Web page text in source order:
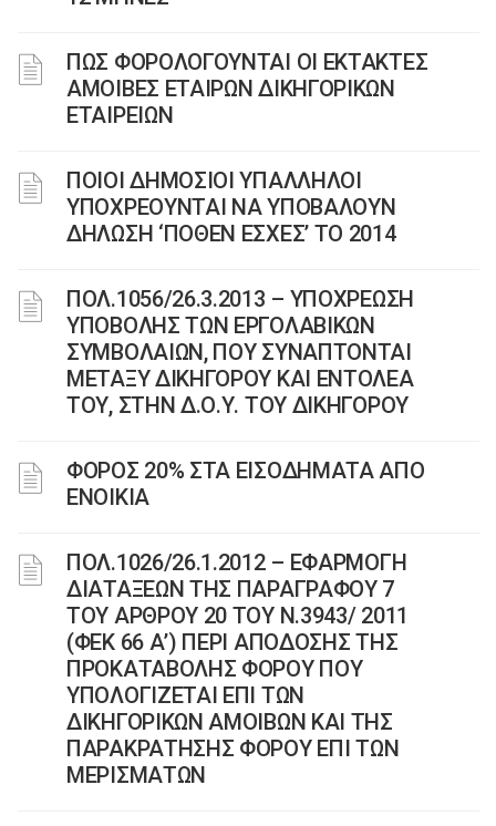
ΠΩΣ ΦΟΡΟΛΟΓΟΥΝΤΑΙ ΟΙ ΕΚΤΑΚΤΕΣ
ΑΜΟΙΒΕΣ ΕΤΑΙΡΩΝ ΔΙΚΗΓΟΡΙΚΩΝ
ΕΤΑΙΡΕΙΩΝ
ΠΟΙΟΙ ΔΗΜΟΣΙΟΙ ΥΠΑΛΛΗΛΟΙ
ΥΠΟΧΡΕΟΥΝΤΑΙ ΝΑ ΥΠΟΒΑΛΟΥΝ
ΔΗΛΩΣΗ ‘ΠΟΘΕΝ ΕΣΧΕΣ’ ΤΟ 2014
ΠΟΛ.1056/26.3.2013 – ΥΠΟΧΡΕΩΣΗ
ΥΠΟΒΟΛΗΣ ΤΩΝ ΕΡΓΟΛΑΒΙΚΩΝ
ΣΥΜΒΟΛΑΙΩΝ, ΠΟΥ ΣΥΝΑΠΤΟΝΤΑΙ
ΜΕΤΑΞΥ ΔΙΚΗΓΟΡΟΥ ΚΑΙ ΕΝΤΟΛΕΑ
ΤΟΥ, ΣΤΗΝ Δ.Ο.Υ. ΤΟΥ ΔΙΚΗΓΟΡΟΥ
ΦΟΡΟΣ 20% ΣΤΑ ΕΙΣΟΔΗΜΑΤΑ ΑΠΟ
ΕΝΟΙΚΙΑ
ΠΟΛ.1026/26.1.2012 – ΕΦΑΡΜΟΓΗ
ΔΙΑΤΑΞΕΩΝ ΤΗΣ ΠΑΡΑΓΡΑΦΟΥ 7
ΤΟΥ ΑΡΘΡΟΥ 20 ΤΟΥ Ν.3943/ 2011
(ΦΕΚ 66 Α’) ΠΕΡΙ ΑΠΟΔΟΣΗΣ ΤΗΣ
ΠΡΟΚΑΤΑΒΟΛΗΣ ΦΟΡΟΥ ΠΟΥ
ΥΠΟΛΟΓΙΖΕΤΑΙ ΕΠΙ ΤΩΝ
ΔΙΚΗΓΟΡΙΚΩΝ ΑΜΟΙΒΩΝ ΚΑΙ ΤΗΣ
ΠΑΡΑΚΡΑΤΗΣΗΣ ΦΟΡΟΥ ΕΠΙ ΤΩΝ
ΜΕΡΙΣΜΑΤΩΝ